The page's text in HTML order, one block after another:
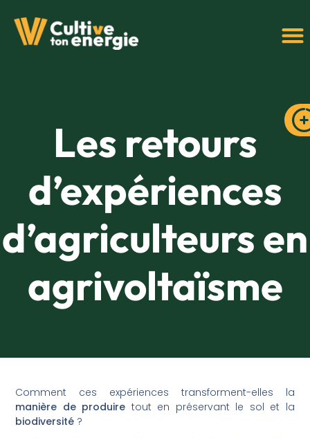
Les retours
d’expériences
d’agriculteurs en
agrivoltaïsme
Comment ces expériences transforment-elles la
manière de produire tout en préservant le sol et la
biodiversité ?